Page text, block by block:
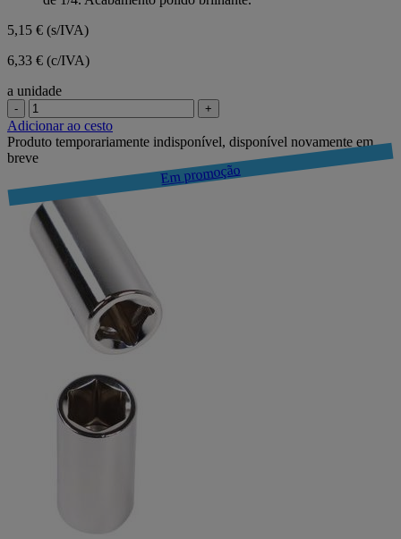
estrelas.
5,15 € (s/IVA)
6,33 € (c/IVA)
a unidade
- +
Adicionar ao cesto
Produto temporariamente indisponível, disponível novamente em
breve
Em promoção